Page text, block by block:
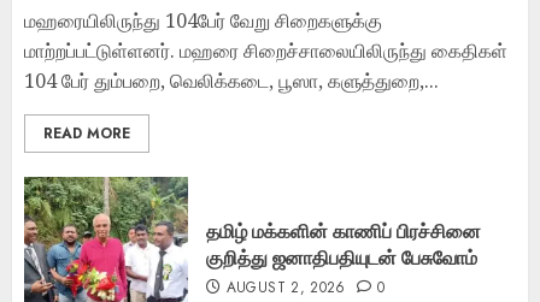
மஹரையிலிருந்து 104பேர் வேறு சிறைகளுக்கு
மாற்றப்பட்டுள்ளனர். மஹரை சிறைச்சாலையிலிருந்து கைதிகள்
104 பேர் தும்பறை, வெலிக்கடை, பூஸா, களுத்துறை,...
READ MORE
தமிழ் மக்களின் காணிப் பிரச்சினை
குறித்து ஜனாதிபதியுடன் பேசுவோம்
AUGUST 2, 2026 0